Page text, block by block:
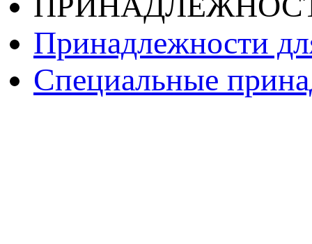
Принадлежности
Специальные